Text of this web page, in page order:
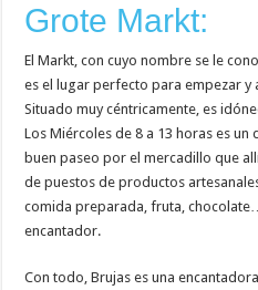
Grote Markt:
El Markt, con cuyo nombre se le
es el lugar perfecto para empezar y
Situado muy céntricamente, es
Los Miércoles de 8 a 13 horas es
buen paseo por el mercadillo que
de puestos de productos
comida preparada, fruta,
encantador.
Con todo, Brujas es una